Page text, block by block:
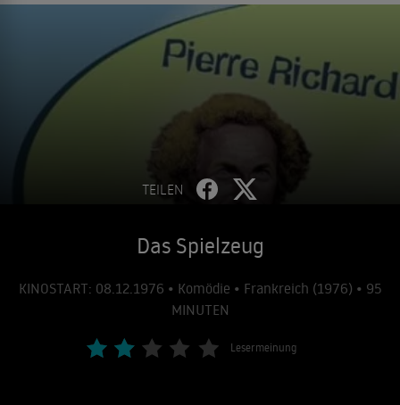
TEILEN
Das Spielzeug
KINOSTART: 08.12.1976 • Komödie • Frankreich (1976) • 95
MINUTEN
Lesermeinung